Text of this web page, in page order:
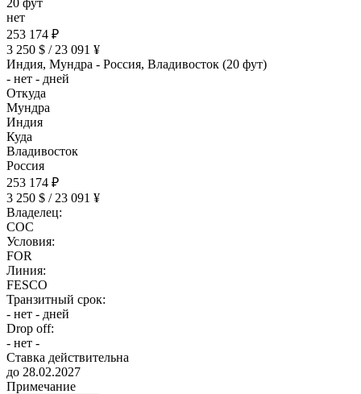
нет
253 174 ₽
3 250 $ / 23 091 ¥
Индия, Мундра - Россия, Владивосток (20 фут)
- нет - дней
Откуда
Мундра
Индия
Куда
Владивосток
Россия
253 174 ₽
3 250 $ / 23 091 ¥
Владелец:
COC
Условия:
FOR
Линия:
FESCO
Транзитный срок:
- нет - дней
Drop off:
- нет -
Ставка действительна
до 28.02.2027
Примечание